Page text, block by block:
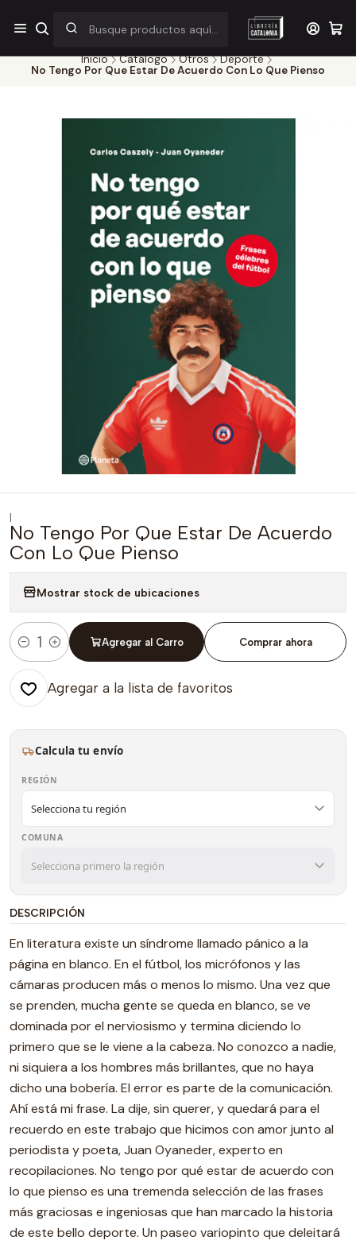
¡Por pocos días! Despacho a $1.000 en RM por compras sobre
$38.000
Inicio Catálogo Otros
Deporte
No Tengo Por Que Estar De Acuerdo Con Lo Que Pienso
|
No Tengo Por Que Estar De Acuerdo
Con Lo Que Pienso
Mostrar stock de ubicaciones
Cantidad
Agregar al Carro Comprar ahora
Agregar a la lista de favoritos
Calcula tu envío
REGIÓN
COMUNA
DESCRIPCIÓN
En literatura existe un síndrome llamado pánico a la
página en blanco. En el fútbol, los micrófonos y las
cámaras producen más o menos lo mismo. Una vez que
se prenden, mucha gente se queda en blanco, se ve
dominada por el nerviosismo y termina diciendo lo
primero que se le viene a la cabeza. No conozco a nadie,
ni siquiera a los hombres más brillantes, que no haya
dicho una bobería. El error es parte de la comunicación.
Ahí está mi frase. La dije, sin querer, y quedará para el
recuerdo en este trabajo que hicimos con amor junto al
periodista y poeta, Juan Oyaneder, experto en
recopilaciones. No tengo por qué estar de acuerdo con
lo que pienso es una tremenda selección de las frases
más graciosas e ingeniosas que han marcado la historia
de este bello deporte. Un paseo variopinto que deleitará